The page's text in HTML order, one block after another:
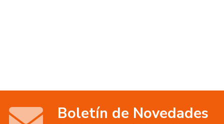
Boletín de Novedades